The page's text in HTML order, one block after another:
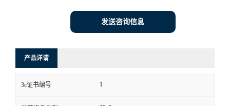
发送咨询信息
产品详请
3c证书编号 1